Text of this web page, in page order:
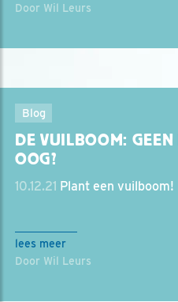
Door Wil Leurs
Blog
DE VUILBOOM: GEEN
OOG?
10.12.21 Plant een vuilboom!
lees meer
Door Wil Leurs